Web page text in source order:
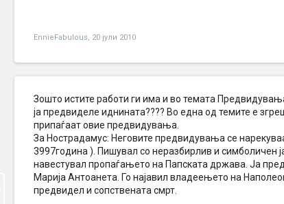
EnnieFabulous, 20 јули 2010
Зошто истите работи ги има и во темата
ја предвиделе иднината???? Во една од темите е
припаѓаат овие предвидувања.
За Нострадамус: Неговите предвидувања се
3997година ). Пишувал со неразбирлив и симболичен
навестувал пропаѓањето на Папската држава. Ја
Марија Антоанета. Го најавил владеењето на
предвидел и сопствената смрт.